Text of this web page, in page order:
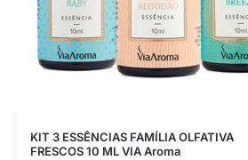
KIT 3 ESSÊNCIAS FAMÍLIA OLFATIVA
FRESCOS 10 ML VIA Aroma